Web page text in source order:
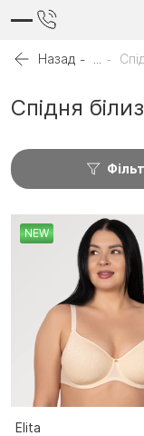
Назад
Спідня
NEW
Elita